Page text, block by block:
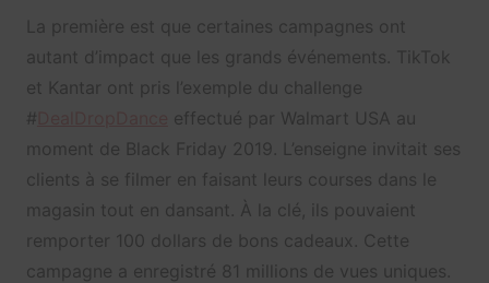
La première est que certaines campagnes ont
autant d’impact que les grands événements. TikTok
et Kantar ont pris l’exemple du challenge
#
effectué par Walmart USA au
moment de Black Friday 2019. L’enseigne invitait ses
clients à se filmer en faisant leurs courses dans le
magasin tout en dansant. À la clé, ils pouvaient
remporter 100 dollars de bons cadeaux. Cette
campagne a enregistré 81 millions de vues uniques.